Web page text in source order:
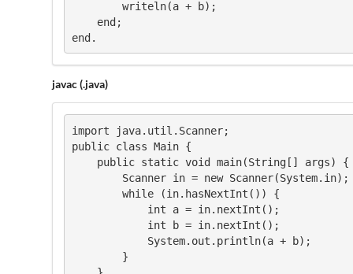
end.
javac (.java)
import java.util.Scanner;
public class Main {